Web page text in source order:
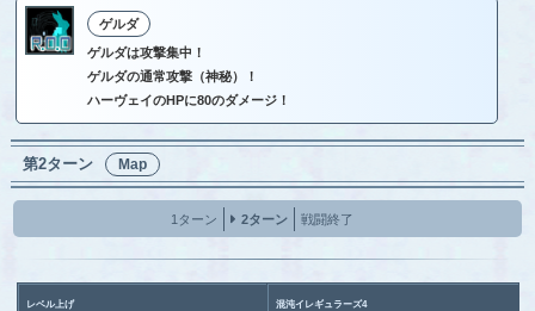
ゲルダ
ゲルダは攻撃集中！
ゲルダの通常攻撃（神秘）！
ハーヴェイのHPに80のダメージ！
第2ターン Map
1ターン 2ターン 戦闘終了
レベル上げ 混沌イレギュラーズ4